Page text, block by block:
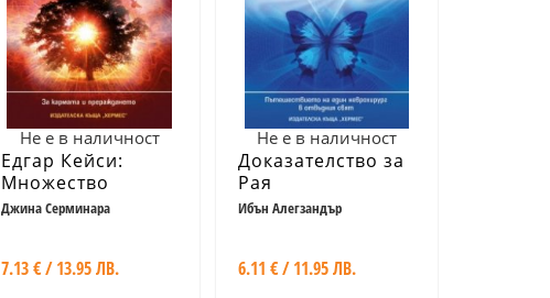
Не е в наличност
Едгар Кейси:
Множество
животи
Джина Серминара
7.13 € / 13.95 ЛВ.
Не е в наличност
Доказателство за
Рая
Ибън Алегзандър
6.11 € / 11.95 ЛВ.